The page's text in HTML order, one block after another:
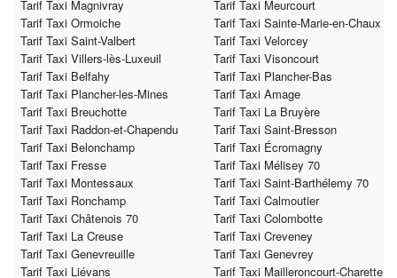
Tarif Taxi Magnivray
Tarif Taxi Meurcourt
Tarif Taxi Ormoiche
Tarif Taxi Sainte-Marie-en-Chaux
Tarif Taxi Saint-Valbert
Tarif Taxi Velorcey
Tarif Taxi Villers-lès-Luxeuil
Tarif Taxi Visoncourt
Tarif Taxi Belfahy
Tarif Taxi Plancher-Bas
Tarif Taxi Plancher-les-Mines
Tarif Taxi Amage
Tarif Taxi Breuchotte
Tarif Taxi La Bruyère
Tarif Taxi Raddon-et-Chapendu
Tarif Taxi Saint-Bresson
Tarif Taxi Belonchamp
Tarif Taxi Écromagny
Tarif Taxi Fresse
Tarif Taxi Mélisey 70
Tarif Taxi Montessaux
Tarif Taxi Saint-Barthélemy 70
Tarif Taxi Ronchamp
Tarif Taxi Calmoutier
Tarif Taxi Châtenois 70
Tarif Taxi Colombotte
Tarif Taxi La Creuse
Tarif Taxi Creveney
Tarif Taxi Genevreuille
Tarif Taxi Genevrey
Tarif Taxi Liévans
Tarif Taxi Mailleroncourt-Charette